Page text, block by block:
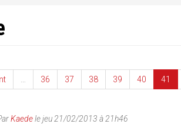
36 37 38 39 40 41
Kaedele jeu 21/02/2013 à 21h46